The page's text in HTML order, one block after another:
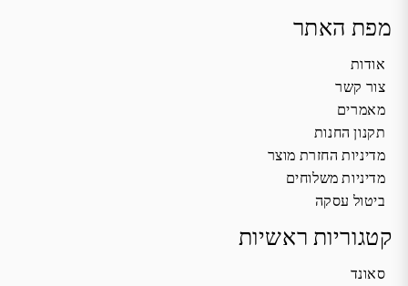
מפת האתר
אודות
צור קשר
מאמרים
תקנון החנות
מדיניות החזרת מוצר
מדיניות משלוחים
ביטול עסקה
קטגוריות ראשיות
סאונד